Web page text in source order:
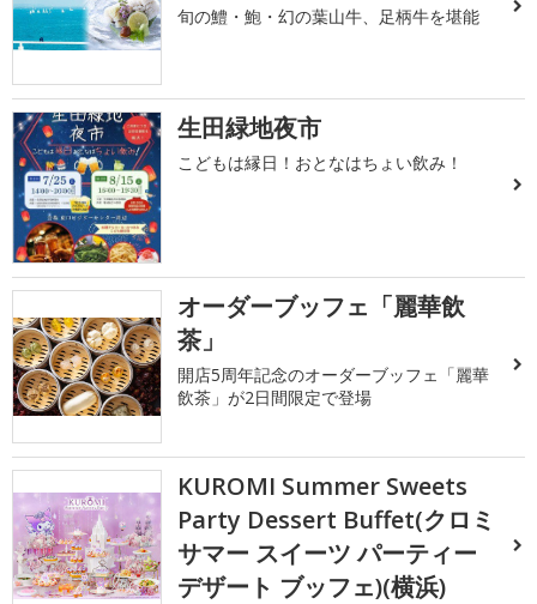
旬の鱧・鮑・幻の葉山牛、足柄牛を堪能
生田緑地夜市
こどもは縁日！おとなはちょい飲み！
オーダーブッフェ「麗華飲
茶」
開店5周年記念のオーダーブッフェ「麗華
飲茶」が2日間限定で登場
KUROMI Summer Sweets
Party Dessert Buffet(クロミ
サマー スイーツ パーティー
デザート ブッフェ)(横浜)